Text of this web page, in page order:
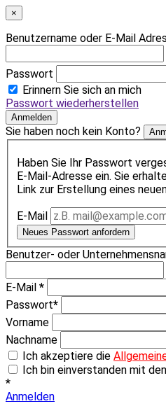
×
Benutzername oder E-Mail
Passwort
Erinnern Sie sich an mich
Passwort wiederherstellen
Anmelden
Sie haben noch kein Konto?
Haben Sie Ihr Passwort
E-Mail-Adresse ein. Sie
Link zur Erstellung eines
E-Mail
Neues Passwort anfordern
Benutzer- oder
E-Mail *
Passwort*
Vorname
Nachname
Ich akzeptiere die
Ich bin einverstanden mit den
*
Anmelden